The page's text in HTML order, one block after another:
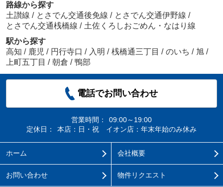
路線から探す
土讃線 / とさでん交通後免線 / とさでん交通伊野線 /
とさでん交通桟橋線 / 土佐くろしおごめん・なはり線
駅から探す
高知 / 鹿児 / 円行寺口 / 入明 / 桟橋通三丁目 / のいち / 旭 /
上町五丁目 / 朝倉 / 鴨部
電話でお問い合わせ
営業時間：
09:00～19:00
定休日：
本店：日・祝 イオン店：年末年始のみ休み
ホーム 会社概要
お問い合わせ 物件リクエスト